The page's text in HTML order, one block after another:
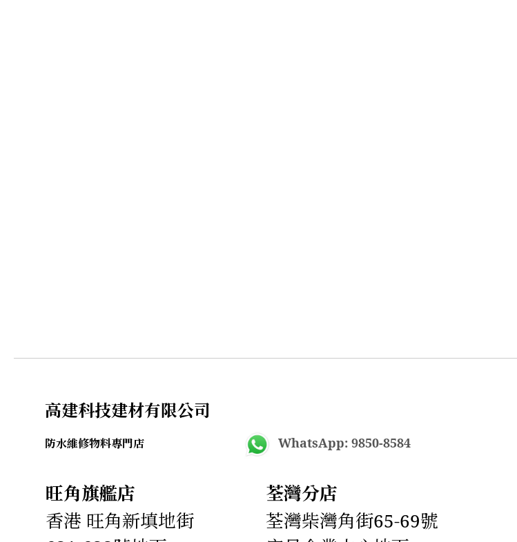
高建科技建材有限公司
防水維修物料專門店 WhatsApp: 9850-8584
旺角旗艦店
香港 旺角新填地街
荃灣分店
荃灣柴灣角街65-69號